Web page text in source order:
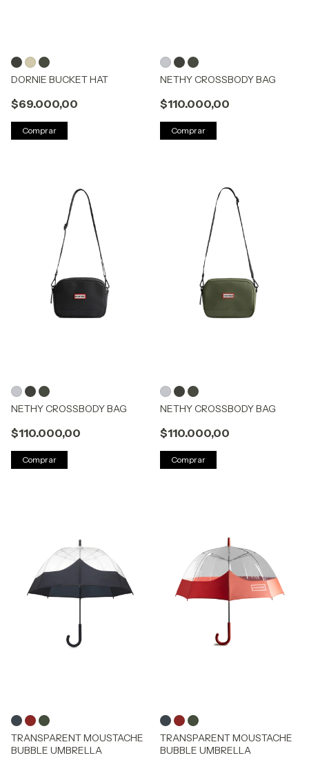
DORNIE BUCKET HAT
$69.000,00
Comprar
NETHY CROSSBODY BAG
$110.000,00
Comprar
NETHY CROSSBODY BAG
$110.000,00
Comprar
NETHY CROSSBODY BAG
$110.000,00
Comprar
TRANSPARENT MOUSTACHE
BUBBLE UMBRELLA
TRANSPARENT MOUSTACHE
BUBBLE UMBRELLA